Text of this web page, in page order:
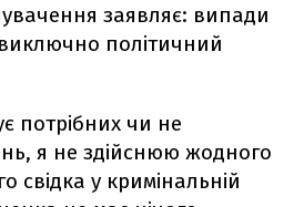
заявляє: випади
політичний
потрібних чи не
я не здійснюю жодного
свідка у кримінальній